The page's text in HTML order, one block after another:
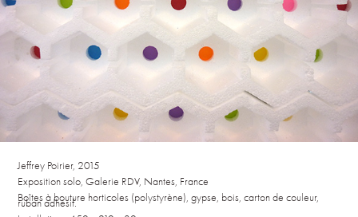
Jeffrey Poirier, 2015
Exposition solo, Galerie RDV, Nantes, France
Boîtes à bouture horticoles (polystyrène), gypse, bois, carton de couleur,
ruban adhésif.